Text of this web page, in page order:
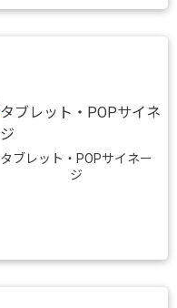
タブレット・POPサイネー
ジ